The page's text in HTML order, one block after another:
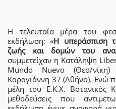
Η τελευταία μέρα του
εκδήλωση: «Η υπεράσπιση
ζωής και δομών του
συμμετείχαν η Κατάληψη
Mundo Nuevo (Θεσ/
Καραγιάννη 37 (Αθήνα). Ενώ
μέλη του Ε.Κ.Χ. Βοτανικός
μεθοδεύσεις που